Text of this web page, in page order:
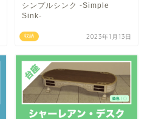
収納
シンプルシンク -Simple
Sink-
2023年1月13日